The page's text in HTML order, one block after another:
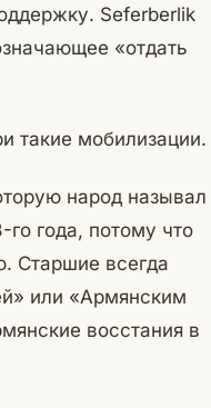
Seferberlik
«отдать
такие мобилизации.
народ называл
года, потому что
Старшие всегда
или «Армянским
восстания в